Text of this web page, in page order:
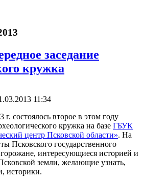
заседание
кружка
11:34
г. состоялось второе в этом году
кружка на базе ГБУК
центр Псковской области». На
Псковского государственного
интересующиеся историей и
земли, желающие узнать,
историки.